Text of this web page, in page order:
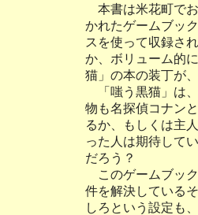
本書は米花町でお
かれたゲームブッ
スを使って収録さ
か、ボリューム的
猫」の本の装丁が
「嗤う黒猫」は、
物も名探偵コナン
るか、もしくは主
った人は期待して
だろう？
このゲームブック
件を解決している
しろという設定も